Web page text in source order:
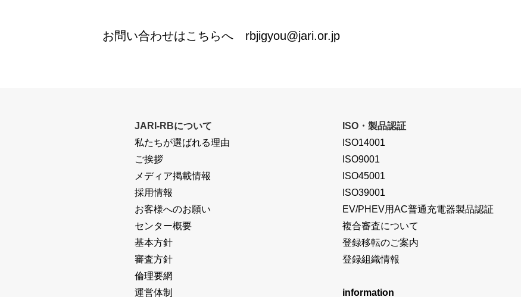
お問い合わせはこちらへ rbjigyou@jari.or.jp
JARI-RBについて
私たちが選ばれる理由
ご挨拶
メディア掲載情報
採用情報
お客様へのお願い
センター概要
基本方針
審査方針
倫理要網
運営体制
ISO・製品認証
ISO14001
ISO9001
ISO45001
ISO39001
EV/PHEV用AC普通充電器製品認証
複合審査について
登録移転のご案内
登録組織情報
information